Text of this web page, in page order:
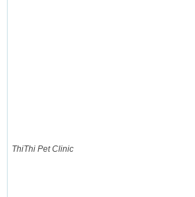
ThiThi Pet Clinic